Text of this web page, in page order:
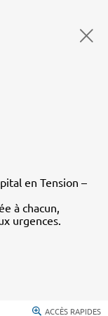
en Tension –
à chacun,
urgences.
ACCÈS RAPIDES